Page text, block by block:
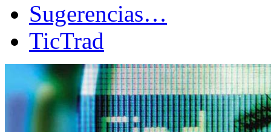
Sugerencias…
TicTrad